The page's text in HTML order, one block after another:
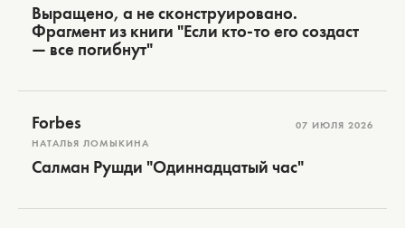
Выращено, а не сконструировано.
Фрагмент из книги "Если кто-то его создаст
— все погибнут"
Forbes
НАТАЛЬЯ ЛОМЫКИНА
07 ИЮЛЯ 2026
Салман Рушди "Одиннадцатый час"